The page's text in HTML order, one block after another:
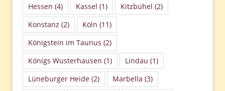
Hessen (4) Kassel (1) Kitzbühel (2)
Konstanz (2) Köln (11)
Königstein im Taunus (2)
Königs Wusterhausen (1) Lindau (1)
Lüneburger Heide (2) Marbella (3)